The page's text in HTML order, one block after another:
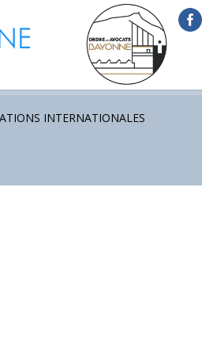
INTERNATIONALES